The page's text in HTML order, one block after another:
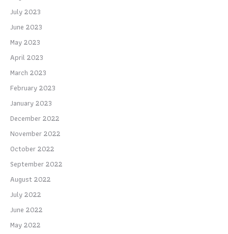
July 2023
June 2023
May 2023
April 2023
March 2023
February 2023
January 2023
December 2022
November 2022
October 2022
September 2022
August 2022
July 2022
June 2022
May 2022